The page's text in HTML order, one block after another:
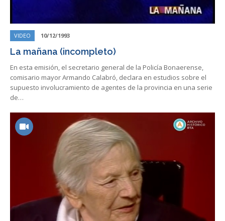
VIDEO 10/12/1993
La mañana (incompleto)
En esta emisión, el secretario general de la Policía Bonaerense,
comisario mayor Armando Calabró, declara en estudios sobre el
supuesto involucramiento de agentes de la provincia en una serie
de…